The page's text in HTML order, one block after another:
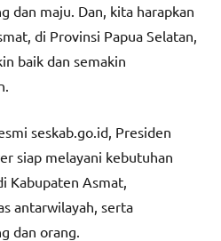
dan maju. Dan, kita harapkan
di Provinsi Papua Selatan,
baik dan semakin
seskab.go.id, Presiden
siap melayani kebutuhan
Kabupaten Asmat,
antarwilayah, serta
dan orang.